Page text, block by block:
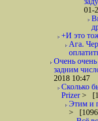
01-
+И это
Ага.
Очень
задним
2018 10:47
Сколько
Prizer>
Этим и
>